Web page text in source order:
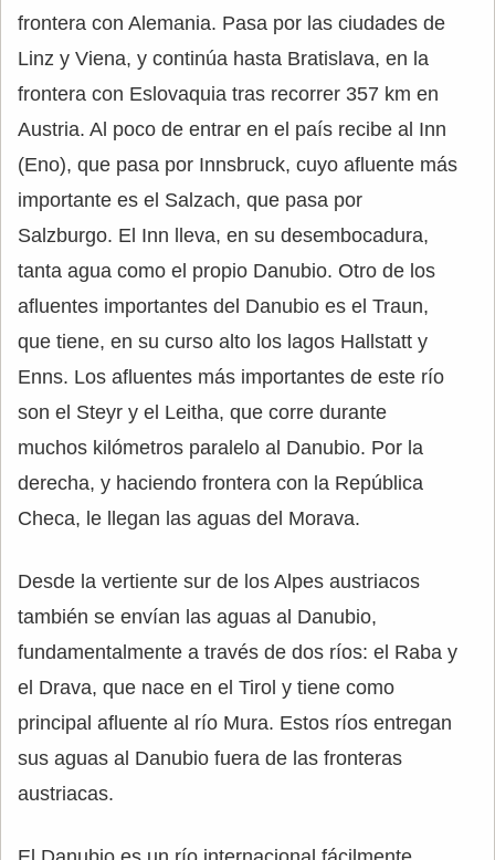
frontera con Alemania. Pasa por las ciudades de
Linz y Viena, y continúa hasta Bratislava, en la
frontera con Eslovaquia tras recorrer 357 km en
Austria. Al poco de entrar en el país recibe al Inn
(Eno), que pasa por Innsbruck, cuyo afluente más
importante es el Salzach, que pasa por
Salzburgo. El Inn lleva, en su desembocadura,
tanta agua como el propio Danubio. Otro de los
afluentes importantes del Danubio es el Traun,
que tiene, en su curso alto los lagos Hallstatt y
Enns. Los afluentes más importantes de este río
son el Steyr y el Leitha, que corre durante
muchos kilómetros paralelo al Danubio. Por la
derecha, y haciendo frontera con la República
Checa, le llegan las aguas del Morava.
Desde la vertiente sur de los Alpes austriacos
también se envían las aguas al Danubio,
fundamentalmente a través de dos ríos: el Raba y
el Drava, que nace en el Tirol y tiene como
principal afluente al río Mura. Estos ríos entregan
sus aguas al Danubio fuera de las fronteras
austriacas.